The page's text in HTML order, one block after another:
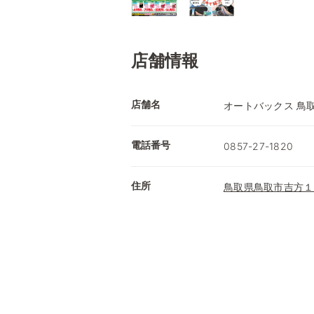
店舗情報
店舗名 オートバックス 鳥
電話番号 0857-27-1820
住所 鳥取県鳥取市吉方